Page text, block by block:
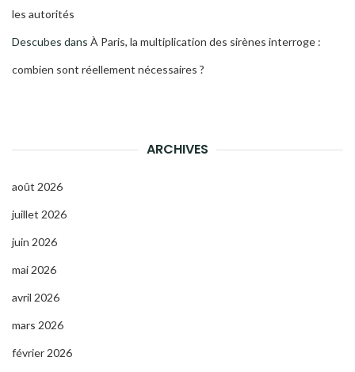
les autorités
Descubes dans À Paris, la multiplication des sirènes interroge :
combien sont réellement nécessaires ?
ARCHIVES
août 2026
juillet 2026
juin 2026
mai 2026
avril 2026
mars 2026
février 2026